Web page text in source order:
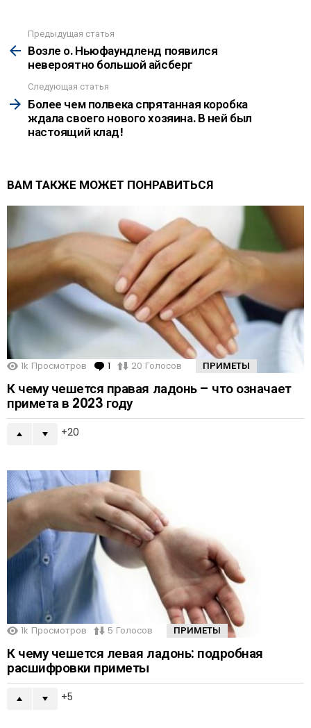
more
Предыдущая статья
Возле о. Ньюфаундленд появился
невероятно большой айсберг
Следующая статья
Более чем полвека спрятанная коробка
ждала своего нового хозяина. В ней был
настоящий клад!
ВАМ ТАКЖЕ МОЖЕТ ПОНРАВИТЬСЯ
1k Просмотров 1 Comment
20 Голосов ПРИМЕТЫ
К чему чешется правая ладонь – что означает
примета в 2023 году
20
1k Просмотров 5 Голосов ПРИМЕТЫ
К чему чешется левая ладонь: подробная
расшифровки приметы
5